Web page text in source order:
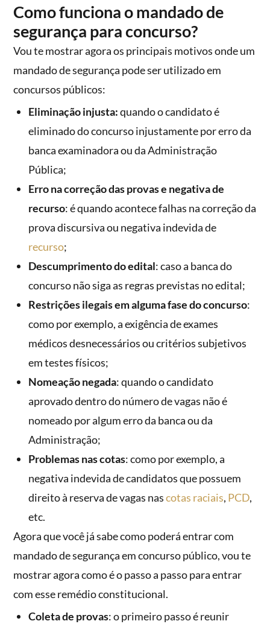
Como funciona o mandado de
segurança para concurso?
Vou te mostrar agora os principais motivos onde um
mandado de segurança pode ser utilizado em
concursos públicos:
Eliminação injusta:quando o candidato é
eliminado do concurso injustamente por erro da
banca examinadora ou da Administração
Pública;
Erro na correção das provas e negativa de
recurso: é quando acontece falhas na correção da
prova discursiva ou negativa indevida de
recurso;
Descumprimento do edital: caso a banca do
concurso não siga as regras previstas no edital;
Restrições ilegais em alguma fase do concurso:
como por exemplo, a exigência de exames
médicos desnecessários ou critérios subjetivos
em testes físicos;
Nomeação negada: quando o candidato
aprovado dentro do número de vagas não é
nomeado por algum erro da banca ou da
Administração;
Problemas nas cotas: como por exemplo, a
negativa indevida de candidatos que possuem
direito à reserva de vagas nascotas raciais, PCD,
etc.
Agora que você já sabe como poderá entrar com
mandado de segurança em concurso público, vou te
mostrar agora como é o passo a passo para entrar
com esse remédio constitucional.
Coleta de provas: o primeiro passo é reunir